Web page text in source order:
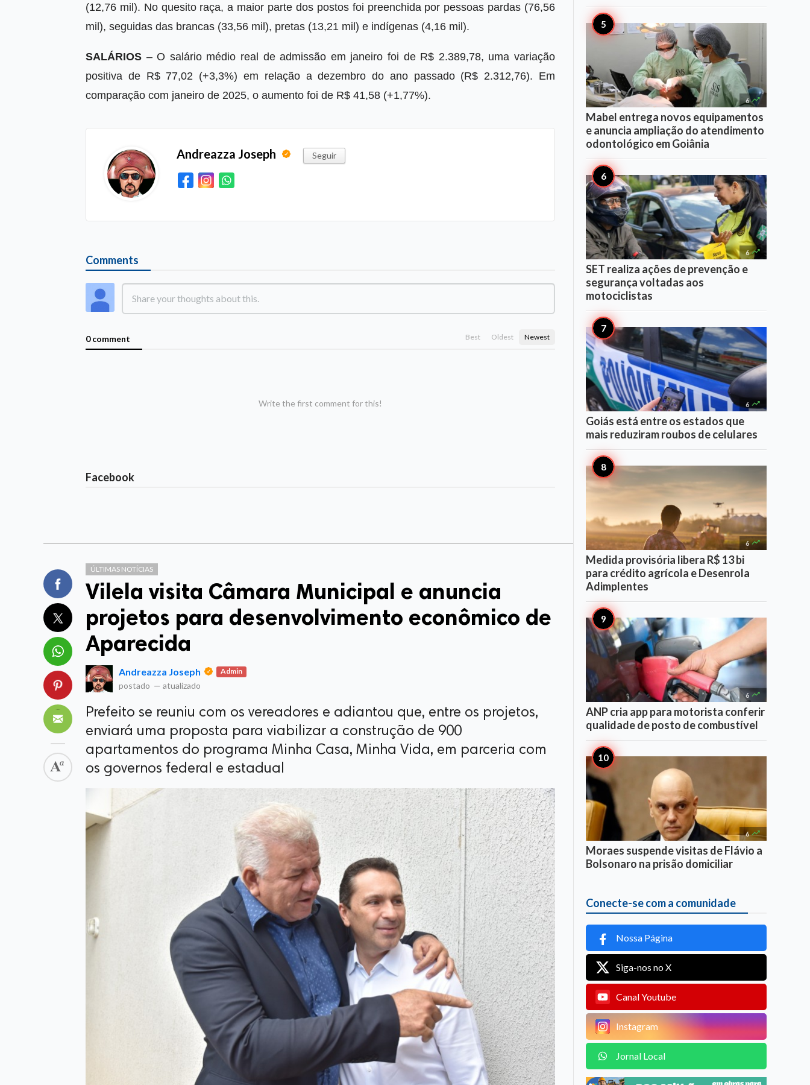
(12,76 mil). No quesito raça, a maior parte dos postos foi preenchida por pessoas pardas (76,56
mil), seguidas das brancas (33,56 mil), pretas (13,21 mil) e indígenas (4,16 mil).
SALÁRIOS – O salário médio real de admissão em janeiro foi de R$ 2.389,78, uma variação
positiva de R$ 77,02 (+3,3%) em relação a dezembro do ano passado (R$ 2.312,76). Em
comparação com janeiro de 2025, o aumento foi de R$ 41,58 (+1,77%).
Andreazza Joseph Seguir
Comments
0 comment Best Oldest Newest
Write the first comment for this!
Facebook
ÚLTIMAS NOTÍCIAS
Vilela visita Câmara Municipal e anuncia
projetos para desenvolvimento econômico de
Aparecida
Andreazza Joseph Admin
postado — atualizado
Prefeito se reuniu com os vereadores e adiantou que, entre os projetos,
enviará uma proposta para viabilizar a construção de 900
apartamentos do programa Minha Casa, Minha Vida, em parceria com
os governos federal e estadual
6 
Mabel entrega novos equipamentos
e anuncia ampliação do atendimento
odontológico em Goiânia
6 
SET realiza ações de prevenção e
segurança voltadas aos
motociclistas
6 
Goiás está entre os estados que
mais reduziram roubos de celulares
6 
Medida provisória libera R$ 13 bi
para crédito agrícola e Desenrola
Adimplentes
6 
ANP cria app para motorista conferir
qualidade de posto de combustível
6 
Moraes suspende visitas de Flávio a
Bolsonaro na prisão domiciliar
Conecte-se com a comunidade
Nossa Página
Siga-nos no X
Canal Youtube
Instagram
Jornal Local